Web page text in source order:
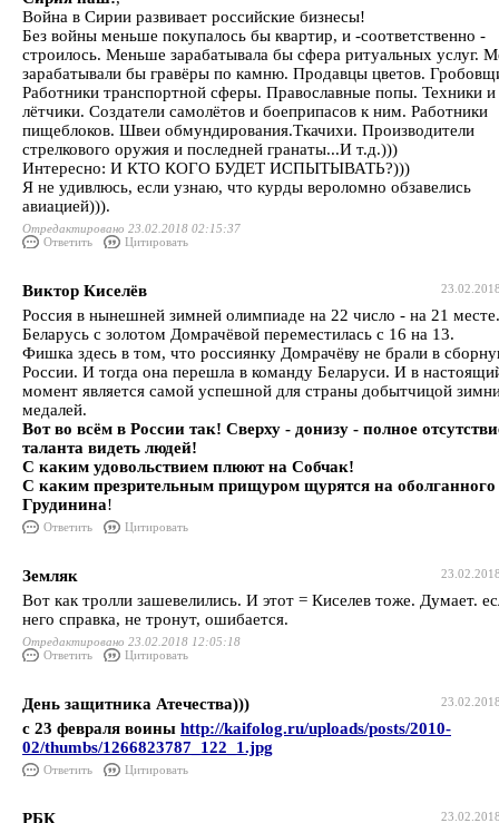
Война в Сирии развивает российские бизнесы!
Без войны меньше покупалось бы квартир, и -соответственно -
строилось. Меньше зарабатывала бы сфера ритуальных услуг.
зарабатывали бы гравёры по камню. Продавцы цветов.
Работники транспортной сферы. Православные попы. Техники и
лётчики. Создатели самолётов и боеприпасов к ним. Работники
пищеблоков. Швеи обмундирования.Ткачихи. Производители
стрелкового оружия и последней гранаты...И т.д.)))
Интересно: И КТО КОГО БУДЕТ ИСПЫТЫВАТЬ?)))
Я не удивлюсь, если узнаю, что курды вероломно обзавелись
авиацией))).
Отредактировано 23.02.2018 02:15:37
Ответить
Цитировать
Виктор Киселёв
Россия в нынешней зимней олимпиаде на 22 число - на 21
Беларусь с золотом Домрачёвой переместилась с 16 на 13.
Фишка здесь в том, что россиянку Домрачёву не брали в
России. И тогда она перешла в команду Беларуси. И в
момент является самой успешной для страны добытчицой
медалей.
Вот во всём в России так! Сверху - донизу - полное
таланта видеть людей!
С каким удовольствием плюют на Собчак!
С каким презрительным прищуром щурятся на оболганного
Грудинина!
Ответить Цитировать
Земляк
Вот как тролли зашевелились. И этот = Киселев тоже. Думает.
него справка, не тронут, ошибается.
Отредактировано 23.02.2018 12:05:18
Ответить
Цитировать
День защитника Атечества)))
с 23 февраля воины http://kaifolog.ru/uploads/posts/2010-
02/thumbs/1266823787_122_1.jpg
Ответить Цитировать
РБК